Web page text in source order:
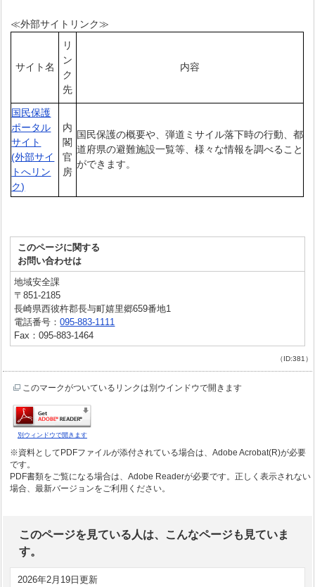
≪外部サイトリンク≫
サイト名
リ
ン
ク
先
内容
国民保護
ポータル
サイト
(外部サイ
トへリン
ク)
内
閣
官
房
国民保護の概要や、弾道ミサイル落下時の行動、都
道府県の避難施設一覧等、様々な情報を調べること
ができます。
このページに関する
お問い合わせは
地域安全課
〒851-2185
長崎県西彼杵郡長与町嬉里郷659番地1
電話番号：095-883-1111
Fax：095-883-1464
（ID:381）
このマークがついているリンクは別ウインドウで開きます
別ウィンドウで開きます
※資料としてPDFファイルが添付されている場合は、Adobe Acrobat(R)が必要
です。
PDF書類をご覧になる場合は、Adobe Readerが必要です。正しく表示されない
場合、最新バージョンをご利用ください。
このページを見ている人は、こんなページも見ていま
す。
2026年2月19日更新